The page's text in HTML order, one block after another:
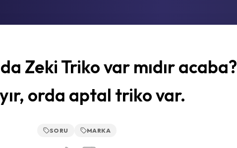
Zeki Triko var mıdır acaba?
orda aptal triko var.
SORU MARKA